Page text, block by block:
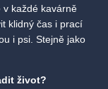
v každé kavárně
klidný čas i prací
i psi. Stejně jako
život?